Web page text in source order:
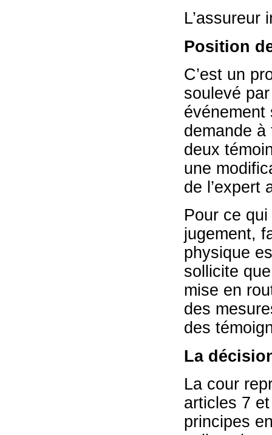
L’assureur
Position
C’est un
soulevé
événement
demande à
deux
une
de l’expert
Pour ce
jugement,
physique
sollicite
mise en
des
des
La
La cour
articles 7
principes